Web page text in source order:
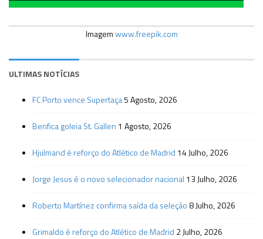
Imagemwww.freepik.com
ULTIMAS NOTÍCIAS
FC Porto vence Supertaça5 Agosto, 2026
Benfica goleia St. Gallen 1 Agosto, 2026
Hjulmand é reforço do Atlético de Madrid 14 Julho, 2026
Jorge Jesus é o novo selecionador nacional 13 Julho, 2026
Roberto Martínez confirma saída da seleção 8 Julho, 2026
Grimaldo é reforço do Atlético de Madrid 2 Julho, 2026